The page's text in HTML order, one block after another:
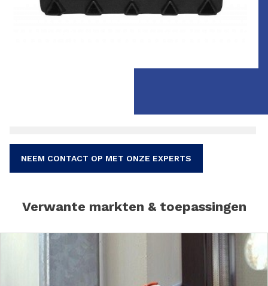
NEEM CONTACT OP MET ONZE EXPERTS
Verwante markten & toepassingen